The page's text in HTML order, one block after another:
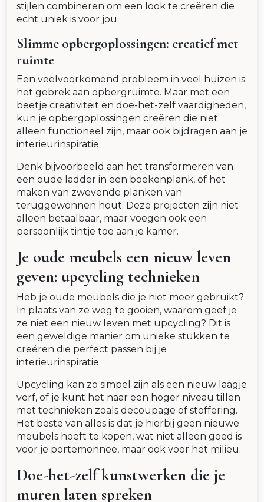
stijlen combineren om een look te creëren die
echt uniek is voor jou.
Slimme opbergoplossingen: creatief met
ruimte
Een veelvoorkomend probleem in veel huizen is
het gebrek aan opbergruimte. Maar met een
beetje creativiteit en doe-het-zelf vaardigheden,
kun je opbergoplossingen creëren die niet
alleen functioneel zijn, maar ook bijdragen aan je
interieurinspiratie.
Denk bijvoorbeeld aan het transformeren van
een oude ladder in een boekenplank, of het
maken van zwevende planken van
teruggewonnen hout. Deze projecten zijn niet
alleen betaalbaar, maar voegen ook een
persoonlijk tintje toe aan je kamer.
Je oude meubels een nieuw leven
geven: upcycling technieken
Heb je oude meubels die je niet meer gebruikt?
In plaats van ze weg te gooien, waarom geef je
ze niet een nieuw leven met upcycling? Dit is
een geweldige manier om unieke stukken te
creëren die perfect passen bij je
interieurinspiratie.
Upcycling kan zo simpel zijn als een nieuw laagje
verf, of je kunt het naar een hoger niveau tillen
met technieken zoals decoupage of stoffering.
Het beste van alles is dat je hierbij geen nieuwe
meubels hoeft te kopen, wat niet alleen goed is
voor je portemonnee, maar ook voor het milieu.
Doe-het-zelf kunstwerken die je
muren laten spreken